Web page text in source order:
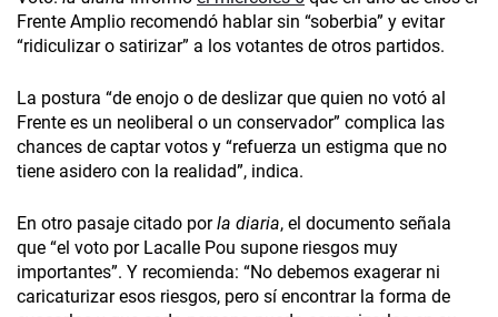
Frente Amplio recomendó hablar sin “soberbia” y evitar
“ridiculizar o satirizar” a los votantes de otros partidos.
La postura “de enojo o de deslizar que quien no votó al
Frente es un neoliberal o un conservador” complica las
chances de captar votos y “refuerza un estigma que no
tiene asidero con la realidad”, indica.
En otro pasaje citado porla diaria, el documento señala
que “el voto por Lacalle Pou supone riesgos muy
importantes”. Y recomienda: “No debemos exagerar ni
caricaturizar esos riesgos, pero sí encontrar la forma de